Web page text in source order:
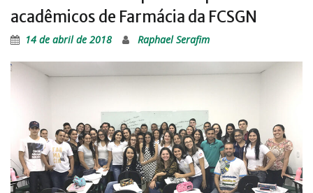
acadêmicos de Farmácia da FCSGN
14 de abril de 2018 Raphael Serafim